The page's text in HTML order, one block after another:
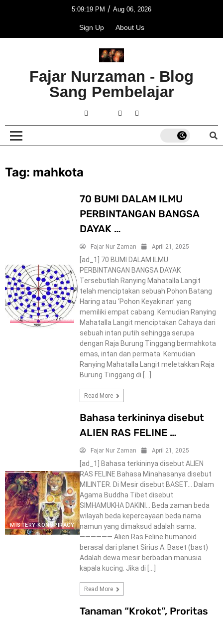
5:09:19 PM / Aug 06, 2026
Sign Up About Us
Fajar Nurzaman - Blog
Sang Pembelajar
Tag: mahkota
MISTERY-KONSPIRACY
70 BUMI DALAM ILMU
PERBINTANGAN BANGSA
DAYAK …
Fajar Nur Zaman April 21, 2025
[ad_1] 70 BUMI DALAM ILMU
PERBINTANGAN BANGSA DAYAK
Tersebutlah Ranying Mahatalla Langit
telah menciptakan sebuah Pohon Batang
Haring atau ‘Pohon Keyakinan’ yang
memiliki empat cabang. Kemudian Ranying
Mahatalla Langit menciptakan Cahaya dari
sebuah intan putih sehingga serupa
dengan Raja Burung Tinggang bermahkota
emas, intan dan permata. Kemudian
Ranying Mahatalla Langit meletakkan Raja
Burung Tinggang di […]
Read More
MISTERY-KONSPIRACY
Bahasa terkininya disebut
ALIEN RAS FELINE …
Fajar Nur Zaman April 21, 2025
[ad_1] Bahasa terkininya disebut ALIEN
RAS FELINE Bahasa Minahasanya disebut
MILINTER. Di Mesir disebut BASET… Dalam
Agama Buddha Tibet disebut
SIMHAMUKHA DAKINI… Beda zaman beda
wilayah beda kepercayaan beda nama
namun yang dimaksud adalah sama.
—————— Alien Ras Feline humanoid
berasal dari planet Sirius A. Baset (bast)
Adalah dewa mesir berbadan manusia
kapala kucing. Jika di […]
Read More
Tanaman “Krokot”, Proritas